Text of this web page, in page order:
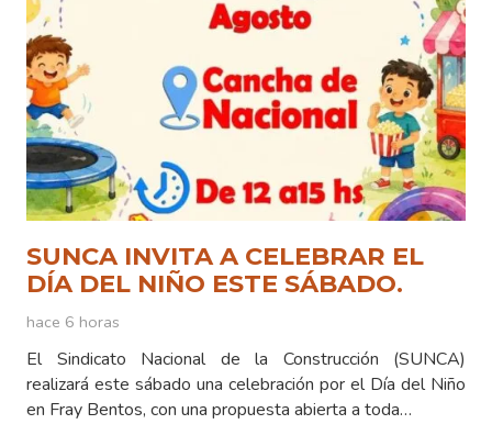
SUNCA INVITA A CELEBRAR EL
DÍA DEL NIÑO ESTE SÁBADO.
hace 6 horas
El Sindicato Nacional de la Construcción (SUNCA)
realizará este sábado una celebración por el Día del Niño
en Fray Bentos, con una propuesta abierta a toda…